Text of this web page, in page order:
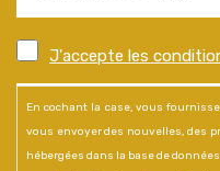
J'accepte les
En cochant la case, vous
vous envoyer des nouvelles, des
hébergées dans la base de